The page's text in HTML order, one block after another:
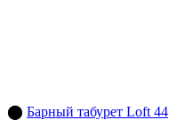
⬤ Барный табурет Loft 44